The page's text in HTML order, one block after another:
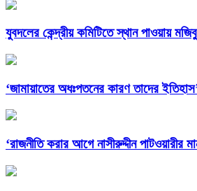
যুবদলের কেন্দ্রীয় কমিটিতে স্থান পাওয়ায়
‘জামায়াতের অধঃপতনের কারণ তাদের
‘রাজনীতি করার আগে নাসীরুদ্দীন পাটওয়ারীর